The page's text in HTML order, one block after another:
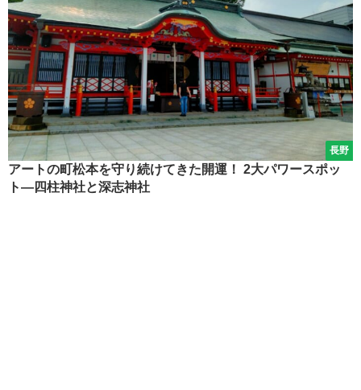
長野
アートの町松本を守り続けてきた開運！ 2大パワースポッ
ト―四柱神社と深志神社